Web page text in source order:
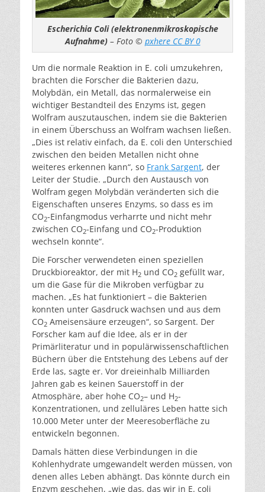
Escherichia Coli (elektronenmikroskopische
Aufnahme)– Foto © pxhere CC BY 0
Um die normale Reaktion in E. coli umzukehren,
brachten die Forscher die Bakterien dazu,
Molybdän, ein Metall, das normalerweise ein
wichtiger Bestandteil des Enzyms ist, gegen
Wolfram auszutauschen, indem sie die Bakterien
in einem Überschuss an Wolfram wachsen ließen.
„Dies ist relativ einfach, da E. coli den Unterschied
zwischen den beiden Metallen nicht ohne
weiteres erkennen kann“, so Frank Sargent, der
Leiter der Studie. „Durch den Austausch von
Wolfram gegen Molybdän veränderten sich die
Eigenschaften unseres Enzyms, so dass es im
CO2-Einfangmodus verharrte und nicht mehr
zwischen CO2-Einfang und CO2-Produktion
wechseln konnte“.
Die Forscher verwendeten einen speziellen
Druckbioreaktor, der mit H2 und CO2 gefüllt war,
um die Gase für die Mikroben verfügbar zu
machen. „Es hat funktioniert – die Bakterien
konnten unter Gasdruck wachsen und aus dem
CO2 Ameisensäure erzeugen“, so Sargent. Der
Forscher kam auf die Idee, als er in der
Primärliteratur und in populärwissenschaftlichen
Büchern über die Entstehung des Lebens auf der
Erde las, sagte er. Vor dreieinhalb Milliarden
Jahren gab es keinen Sauerstoff in der
Atmosphäre, aber hohe CO2– und H2-
Konzentrationen, und zelluläres Leben hatte sich
10.000 Meter unter der Meeresoberfläche zu
entwickeln begonnen.
Damals hätten diese Verbindungen in die
Kohlenhydrate umgewandelt werden müssen, von
denen alles Leben abhängt. Das könnte durch ein
Enzym geschehen, „wie das, das wir in E. coli